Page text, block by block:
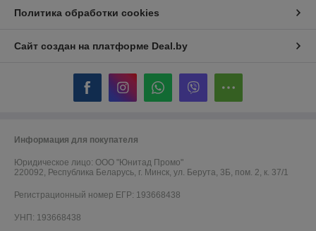
Политика обработки cookies
Сайт создан на платформе Deal.by
Информация для покупателя
Юридическое лицо: OOO "Юнитад Промо"
220092, Республика Беларусь, г. Минск, ул. Берута, 3Б, пом. 2, к. 37/1
Регистрационный номер ЕГР: 193668438
УНП: 193668438